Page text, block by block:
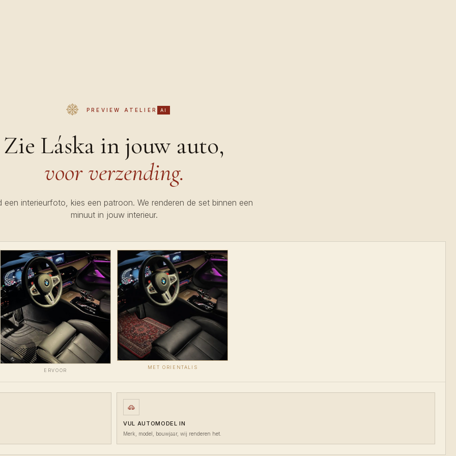
PREVIEW ATELIER AI
Zie Láska in jouw auto,
voor verzending.
een interieurfoto, kies een patroon. We renderen de set binnen een
minuut in jouw interieur.
ERVOOR
MET ORIENTALIS
VUL AUTOMODEL IN
Merk, model, bouwjaar, wij renderen het.